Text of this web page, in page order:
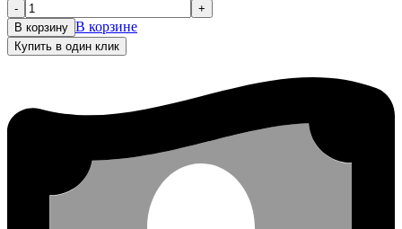
-
+
В корзину В корзине
Купить в один клик